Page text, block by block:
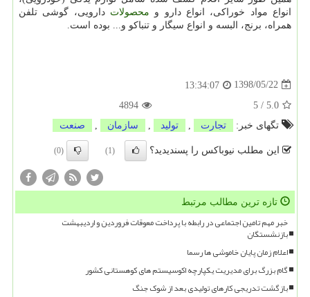
انواع مواد خوراكی، انواع دارو و محصولات دارویی، گوشی تلفن
همراه، برنج، البسه و انواع سیگار و تنباكو و... بوده است.
1398/05/22
13:34:07
5.0
/
5
4894
تگهای خبر:
تجارت تولید سازمان صنعت
این مطلب نیوباکس را پسندیدید؟ (1)
(0)
تازه ترین مطالب مرتبط
خبر مهم تامین اجتماعی در رابطه با پرداخت معوقات فروردین و اردیبهشت
بازنشستگان
اعلام زمان پایان خاموشی ها رسما
گام بزرگ برای مدیریت یکپارچه اکوسیستم های کوهستانی کشور
بازگشت تدریجی کارهای تولیدی بعد از شوک جنگ